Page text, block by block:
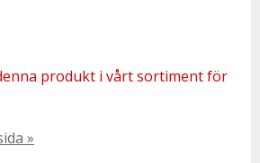
produkt i vårt sortiment för
»